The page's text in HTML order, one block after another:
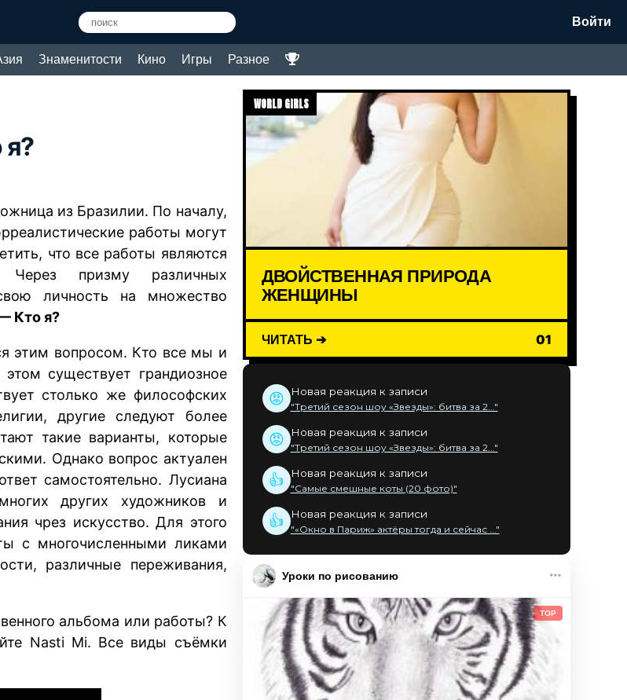
Войти
Знаменитости Кино Игры Разное
из Бразилии. По началу,
работы могут
что все работы являются
Через призму различных
личность на множество
Кто я?
этим вопросом. Кто все мы и
существует грандиозное
столько же философских
другие следуют более
такие варианты, которые
Однако вопрос актуален
самостоятельно. Лусиана
других художников и
чрез искусство. Для этого
с многочисленными ликами
различные переживания,
альбома или работы? К
Nasti Mi. Все виды съёмки
WORLD GIRLS
ДВОЙСТВЕННАЯ ПРИРОДА
ЖЕНЩИНЫ
ЧИТАТЬ ➔ 01
😡 Новая реакция к записи
"Третий сезон шоу «Звезды»: битва за 2..."
😡 Новая реакция к записи
"Третий сезон шоу «Звезды»: битва за 2..."
👍 Новая реакция к записи
"Самые смешные коты (20 фото)"
👍 Новая реакция к записи
"«Окно в Париж» актёры тогда и сейчас ..."
Уроки по рисованию
TOP